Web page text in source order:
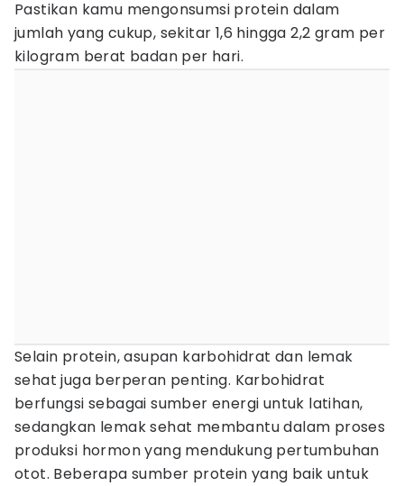
Pastikan kamu mengonsumsi protein dalam
jumlah yang cukup, sekitar 1,6 hingga 2,2 gram per
kilogram berat badan per hari.
Selain protein, asupan karbohidrat dan lemak
sehat juga berperan penting. Karbohidrat
berfungsi sebagai sumber energi untuk latihan,
sedangkan lemak sehat membantu dalam proses
produksi hormon yang mendukung pertumbuhan
otot. Beberapa sumber protein yang baik untuk